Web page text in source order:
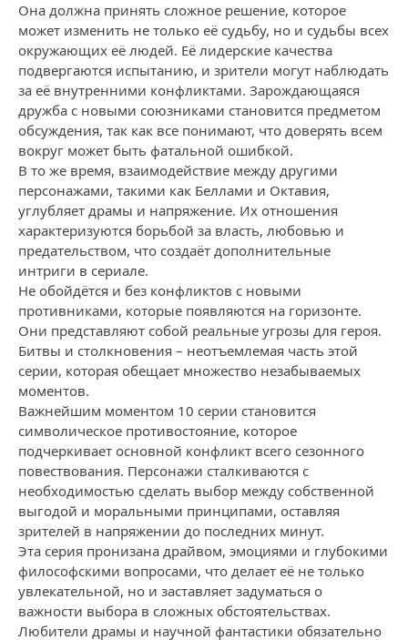
Она должна принять сложное решение, которое
может изменить не только её судьбу, но и судьбы всех
окружающих её людей. Её лидерские качества
подвергаются испытанию, и зрители могут наблюдать
за её внутренними конфликтами. Зарождающаяся
дружба с новыми союзниками становится предметом
обсуждения, так как все понимают, что доверять всем
вокруг может быть фатальной ошибкой.
В то же время, взаимодействие между другими
персонажами, такими как Беллами и Октавия,
углубляет драмы и напряжение. Их отношения
характеризуются борьбой за власть, любовью и
предательством, что создаёт дополнительные
интриги в сериале.
Не обойдётся и без конфликтов с новыми
противниками, которые появляются на горизонте.
Они представляют собой реальные угрозы для героя.
Битвы и столкновения – неотъемлемая часть этой
серии, которая обещает множество незабываемых
моментов.
Важнейшим моментом 10 серии становится
символическое противостояние, которое
подчеркивает основной конфликт всего сезонного
повествования. Персонажи сталкиваются с
необходимостью сделать выбор между собственной
выгодой и моральными принципами, оставляя
зрителей в напряжении до последних минут.
Эта серия пронизана драйвом, эмоциями и глубокими
философскими вопросами, что делает её не только
увлекательной, но и заставляет задуматься о
важности выбора в сложных обстоятельствах.
Любители драмы и научной фантастики обязательно